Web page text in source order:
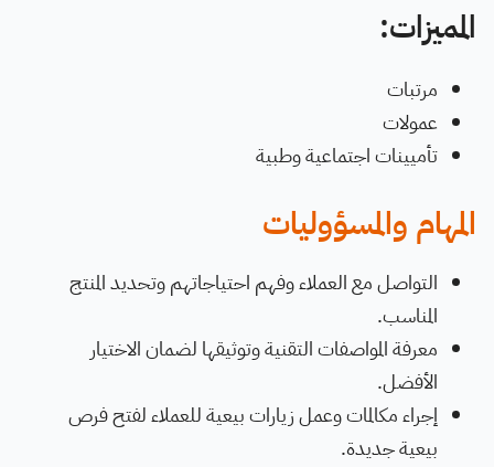
المميزات:
مرتبات
عمولات
تأميينات اجتماعية وطبية
المهام والمسؤوليات
التواصل مع العملاء وفهم احتياجاتهم وتحديد المنتج
المناسب.
معرفة المواصفات التقنية وتوثيقها لضمان الاختيار
الأفضل.
إجراء مكالمات وعمل زيارات بيعية للعملاء لفتح فرص
بيعية جديدة.